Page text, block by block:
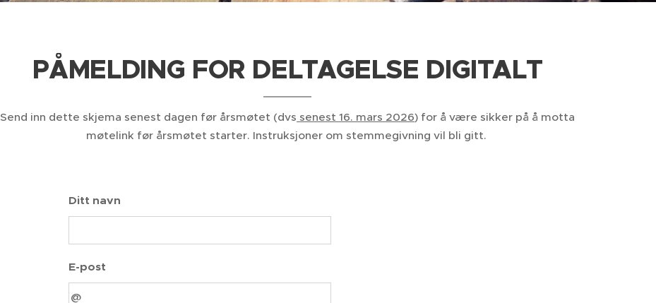
PÅMELDING FOR DELTAGELSE DIGITALT
Send inn dette skjema senest dagen før årsmøtet (dvs senest 16. mars 2026) for å være sikker på å motta
møtelink før årsmøtet starter. Instruksjoner om stemmegivning vil bli gitt.
Ditt navn
E-post